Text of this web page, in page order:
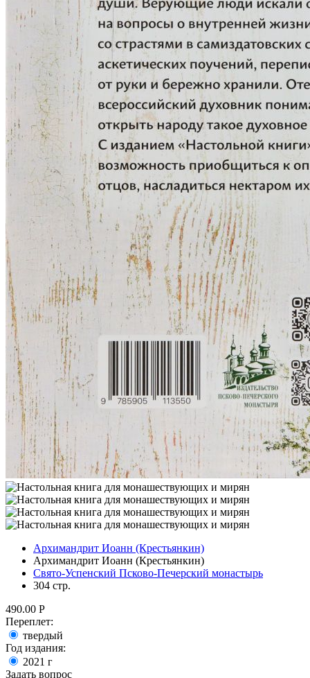
Архимандрит Иоанн (Крестьянкин)
Архимандрит Иоанн (Крестьянкин)
Свято-Успенский Псково-Печерский монастырь
304 стр.
490.00 Р
Переплет:
твердый
Год издания:
2021 г
Задать вопрос